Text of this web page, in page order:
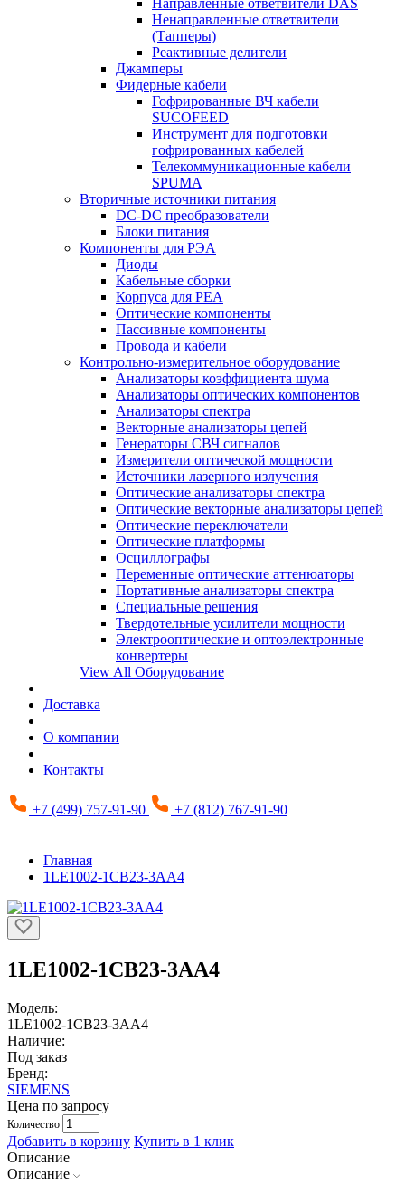
Направленные ответвители DAS
Ненаправленные ответвители
(Тапперы)
Реактивные делители
Джамперы
Фидерные кабели
Гофрированные ВЧ кабели
SUCOFEED
Инструмент для подготовки
гофрированных кабелей
Телекоммуникационные кабели
SPUMA
Вторичные источники питания
DC-DC преобразователи
Блоки питания
Компоненты для РЭА
Диоды
Кабельные сборки
Корпуса для РЕА
Оптические компоненты
Пассивные компоненты
Провода и кабели
Контрольно-измерительное оборудование
Анализаторы коэффициента шума
Анализаторы оптических компонентов
Анализаторы спектра
Векторные анализаторы цепей
Генераторы СВЧ сигналов
Измерители оптической мощности
Источники лазерного излучения
Оптические анализаторы спектра
Оптические векторные анализаторы цепей
Оптические переключатели
Оптические платформы
Осциллографы
Переменные оптические аттенюаторы
Портативные анализаторы спектра
Специальные решения
Твердотельные усилители мощности
Электрооптические и оптоэлектронные
конвертеры
View All Оборудование
Доставка
О компании
Контакты
+7 (499) 757-91-90 +7 (812) 767-91-90
Главная
1LE1002-1CB23-3AA4
1LE1002-1CB23-3AA4
Модель:
1LE1002-1CB23-3AA4
Наличие:
Под заказ
Бренд:
SIEMENS
Цена по запросу
Количество
Добавить в корзину Купить в 1 клик
Описание
Описание